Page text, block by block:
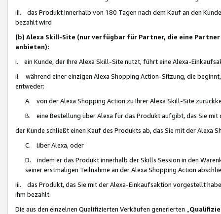
iii. das Produkt innerhalb von 180 Tagen nach dem Kauf an den
bezahlt wird
(b) Alexa Skill-Site (nur verfügbar für Partner, die eine
anbieten):
i. ein Kunde, der Ihre Alexa Skill-Site nutzt, führt eine Alexa-
ii. während einer einzigen Alexa Shopping Action-Sitzung, die
entweder:
A. von der Alexa Shopping Action zu Ihrer Alexa Skill-Site
B. eine Bestellung über Alexa für das Produkt aufgibt, das Sie mit
der Kunde schließt einen Kauf des Produkts ab, das Sie mit der Alexa
C. über Alexa, oder
D. indem er das Produkt innerhalb der Skills Session in den
seiner erstmaligen Teilnahme an der Alexa Shopping Action
iii. das Produkt, das Sie mit der Alexa-Einkaufsaktion vorgestellt
ihm bezahlt.
Die aus den einzelnen Qualifizierten Verkäufen generierten „